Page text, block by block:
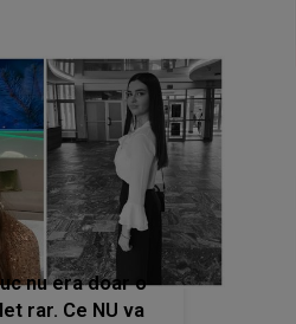
nu era doar o
rar. Ce NU va